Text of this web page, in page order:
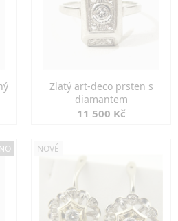
Zlatý art-deco prsten s
diamantem
11 500 Kč
NOVÉ